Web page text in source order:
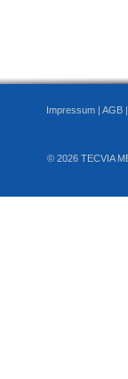
Impressum | AGB
© 2026 TECVIA